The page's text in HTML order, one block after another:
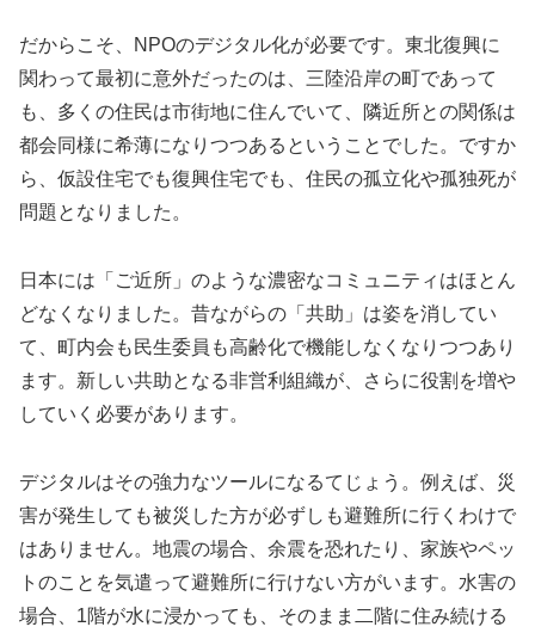
だからこそ、NPOのデジタル化が必要です。東北復興に
関わって最初に意外だったのは、三陸沿岸の町であって
も、多くの住民は市街地に住んでいて、隣近所との関係は
都会同様に希薄になりつつあるということでした。ですか
ら、仮設住宅でも復興住宅でも、住民の孤立化や孤独死が
問題となりました。
日本には「ご近所」のような濃密なコミュニティはほとん
どなくなりました。昔ながらの「共助」は姿を消してい
て、町内会も民生委員も高齢化で機能しなくなりつつあり
ます。新しい共助となる非営利組織が、さらに役割を増や
していく必要があります。
デジタルはその強力なツールになるてじょう。例えば、災
害が発生しても被災した方が必ずしも避難所に行くわけで
はありません。地震の場合、余震を恐れたり、家族やペッ
トのことを気遣って避難所に行けない方がいます。水害の
場合、1階が水に浸かっても、そのまま二階に住み続ける